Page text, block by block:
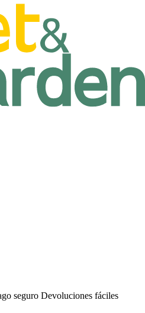
seguro Devoluciones fáciles